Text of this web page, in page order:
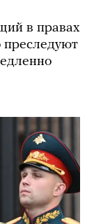
в правах
преследуют